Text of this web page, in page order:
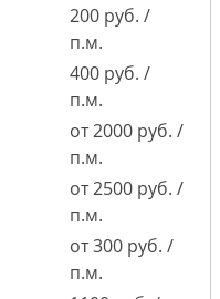
200 руб. /
п.м.
400 руб. /
п.м.
от 2000 руб. /
п.м.
от 2500 руб. /
п.м.
от 300 руб. /
п.м.